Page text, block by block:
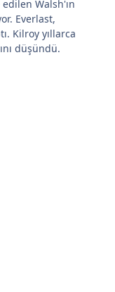
Walsh'ın
Everlast,
Kilroy yıllarca
düşündü.